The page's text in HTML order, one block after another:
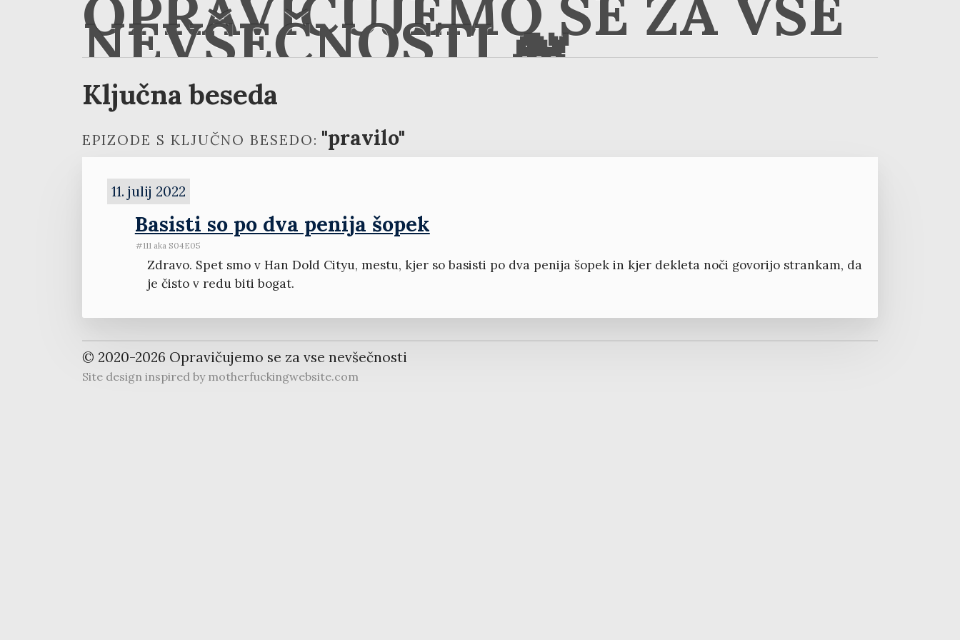
NEVŠEČNOSTI 🐋
Ključna beseda
EPIZODE S KLJUČNO BESEDO: "pravilo"
11. julij 2022
Basisti so po dva penija šopek
#111 aka S04E05
Zdravo. Spet smo v Han Dold Cityu, mestu, kjer so basisti po dva penija šopek in kjer dekleta noči govorijo strankam, da
je čisto v redu biti bogat.
© 2020-2026 Opravičujemo se za vse nevšečnosti
Site design inspired by motherfuckingwebsite.com